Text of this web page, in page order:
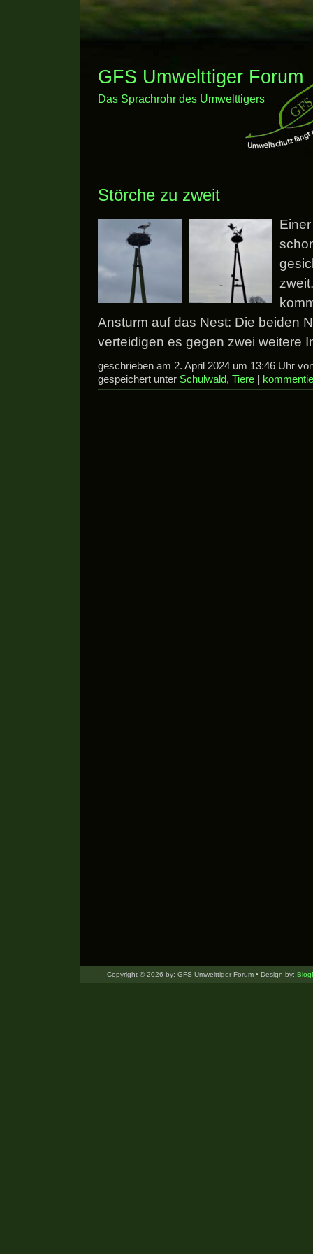
GFS Umwelttiger Forum
Das Sprachrohr des Umwelttigers
Störche zu zweit
Ansturm auf das Nest: Die beiden
verteidigen es gegen zwei weitere
geschrieben am 2. April 2024 um 13:46 Uhr
gespeichert unter Schulwald, Tiere
Copyright © 2026 by: GFS Umwelttiger Forum • Design by: